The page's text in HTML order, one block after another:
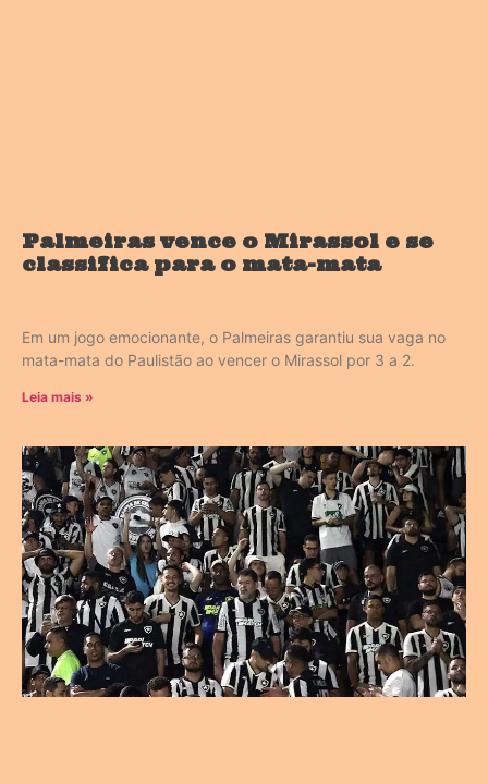
Palmeiras vence o Mirassol e se
classifica para o mata-mata
Em um jogo emocionante, o Palmeiras garantiu sua vaga no
mata-mata do Paulistão ao vencer o Mirassol por 3 a 2.
Leia mais »